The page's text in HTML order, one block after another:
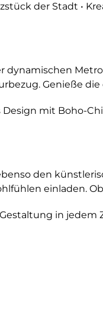
der Stadt •
dynamischen
Genieße
Design mit Boho-
den
einladen.
in jedem